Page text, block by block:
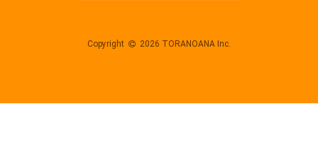
Copyright 2026 TORANOANA Inc.